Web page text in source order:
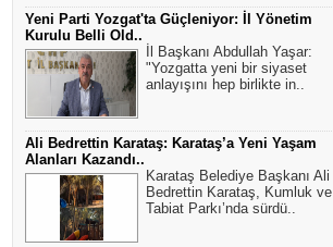
Yeni Parti Yozgat'ta Güçleniyor: İl Yönetim
Kurulu Belli Old..
İl Başkanı Abdullah Yaşar:
"Yozgatta yeni bir siyaset
anlayışını hep birlikte in..
Ali Bedrettin Karataş: Karataş’a Yeni Yaşam
Alanları Kazandı..
Karataş Belediye Başkanı Ali
Bedrettin Karataş, Kumluk ve
Tabiat Parkı’nda sürdü..